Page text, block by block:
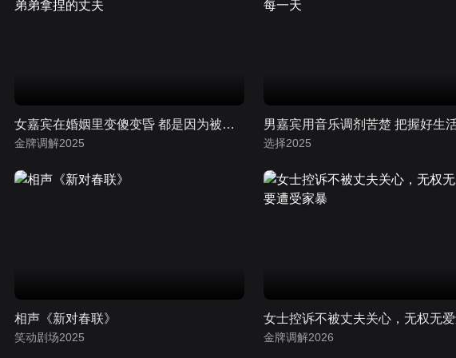
女嘉宾在婚姻里变傻变昏 都是因为被弟弟拿捏的丈夫
金牌调解2025 选择2025
相声《新对春联》
笑动剧场2025 金牌调解2026